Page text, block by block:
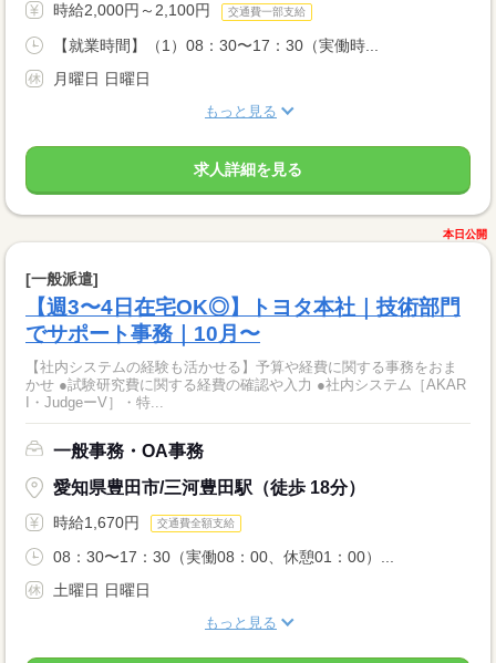
時給2,000円～2,100円 交通費一部支給
【就業時間】（1）08：30〜17：30（実働時...
月曜日 日曜日
もっと見る
求人詳細を見る
本日公開
[一般派遣]
【週3〜4日在宅OK◎】トヨタ本社｜技術部門
でサポート事務｜10月〜
【社内システムの経験も活かせる】予算や経費に関する事務をおま
かせ ●試験研究費に関する経費の確認や入力 ●社内システム［AKAR
I・JudgeーV］・特...
一般事務・OA事務
愛知県豊田市/三河豊田駅（徒歩 18分）
時給1,670円 交通費全額支給
08：30〜17：30（実働08：00、休憩01：00）...
土曜日 日曜日
もっと見る